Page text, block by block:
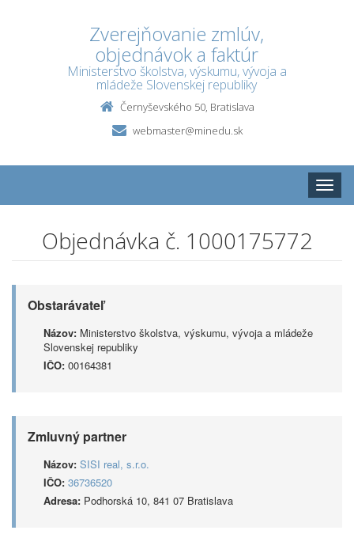
Zverejňovanie zmlúv,
objednávok a faktúr
Ministerstvo školstva, výskumu, vývoja a
mládeže Slovenskej republiky
Černyševského 50, Bratislava
webmaster@minedu.sk
Toggle
Objednávka č. 1000175772
Obstarávateľ
Názov: Ministerstvo školstva, výskumu, vývoja a mládeže
Slovenskej republiky
IČO: 00164381
Zmluvný partner
Názov: SISI real, s.r.o.
IČO: 36736520
Adresa: Podhorská 10, 841 07 Bratislava